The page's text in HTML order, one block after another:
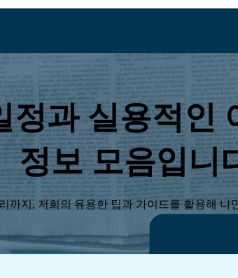
P - S
T - V
오스트리아 벨라루스
캄보디아 캐나다
크로아티아 키프로스
에콰도르 이집트
P - S
T - V
유럽
정과 실용적인
정보 모음입니
까지, 저희의 유용한 팁과 가이드를 활용해